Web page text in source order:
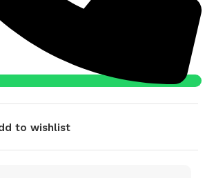
to wishlist